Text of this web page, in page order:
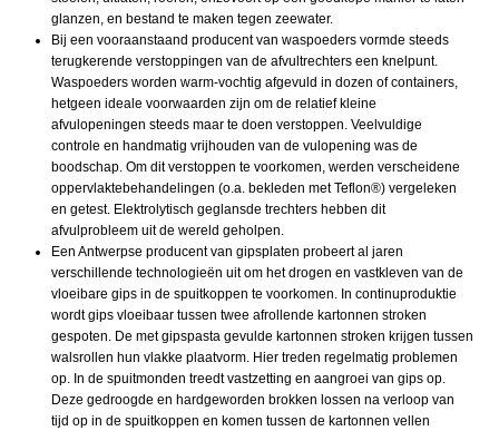
glanzen, en bestand te maken tegen zeewater.
Bij een vooraanstaand producent van waspoeders vormde steeds
terugkerende verstoppingen van de afvultrechters een knelpunt.
Waspoeders worden warm-vochtig afgevuld in dozen of containers,
hetgeen ideale voorwaarden zijn om de relatief kleine
afvulopeningen steeds maar te doen verstoppen. Veelvuldige
controle en handmatig vrijhouden van de vulopening was de
boodschap. Om dit verstoppen te voorkomen, werden verscheidene
oppervlaktebehandelingen (o.a. bekleden met Teflon®) vergeleken
en getest. Elektrolytisch geglansde trechters hebben dit
afvulprobleem uit de wereld geholpen.
Een Antwerpse producent van gipsplaten probeert al jaren
verschillende technologieën uit om het drogen en vastkleven van de
vloeibare gips in de spuitkoppen te voorkomen. In continuproduktie
wordt gips vloeibaar tussen twee afrollende kartonnen stroken
gespoten. De met gipspasta gevulde kartonnen stroken krijgen tussen
walsrollen hun vlakke plaatvorm. Hier treden regelmatig problemen
op. In de spuitmonden treedt vastzetting en aangroei van gips op.
Deze gedroogde en hardgeworden brokken lossen na verloop van
tijd op in de spuitkoppen en komen tussen de kartonnen vellen